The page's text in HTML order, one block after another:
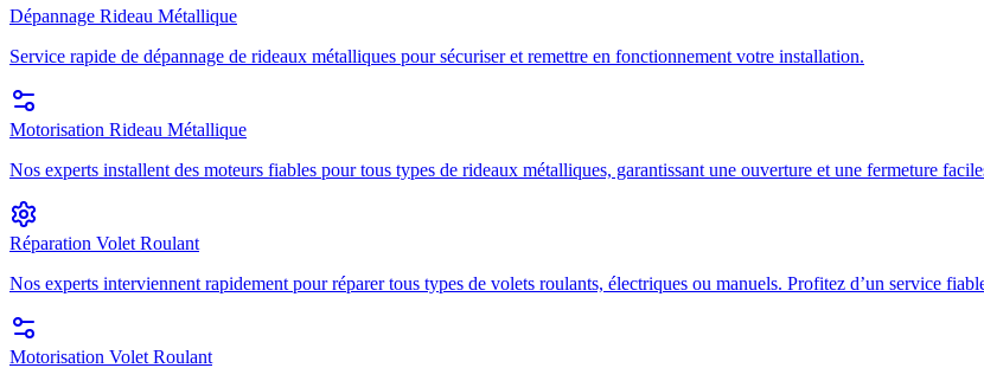
Dépannage Rideau Métallique
Service rapide de dépannage de rideaux métalliques pour sécuriser et remettre en fonctionnement votre installation.
Motorisation Rideau Métallique
Nos experts installent des moteurs fiables pour tous types de rideaux métalliques, garantissant une ouverture et une fermeture
Réparation Volet Roulant
Nos experts interviennent rapidement pour réparer tous types de volets roulants, électriques ou manuels. Profitez d’un service
Motorisation Volet Roulant